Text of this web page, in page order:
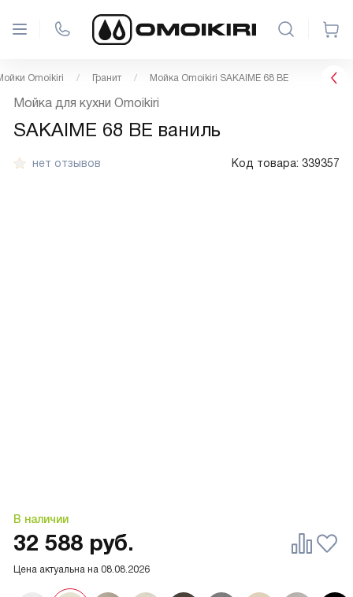
Omoikiri Гранит Мойка Omoikiri SAKAIME 68 BE
нет отзывов Код товара: 339357
В наличии
Мойка для кухни Omoikiri
SAKAIME 68 BE ваниль
Цена актуальна на 08.08.2026
32 588 руб.